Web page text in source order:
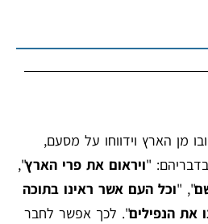
מן הארץ וידווחו על מסעם,
בדבריהם: "ויראום את פרי הארץ",
", "וכל העם אשר ראינו בתוכה
את הנפילים". לכך אפשר לחבר